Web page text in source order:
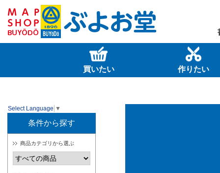
買いたい 作りたい
Select Language ▼
条件から探す
商品カテゴリから選ぶ